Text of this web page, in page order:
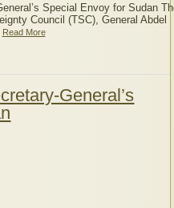
Special Envoy for Sudan
Council (TSC), General Abdel
Read More
General’s